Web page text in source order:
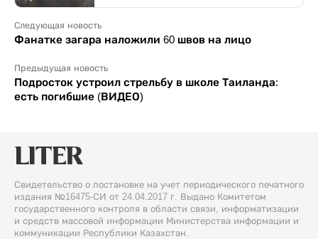
Следующая новость
Фанатке загара наложили 60 швов на лицо
Предыдущая новость
Подросток устроил стрельбу в школе Таиланда:
есть погибшие (ВИДЕО)
Свидетельство о постановке на учет периодического печатного
издания №16475-СИ от 24.04.2017 г. Выдано Комитетом
государственного контроля в области связи, информатизации
и средств массовой информации Министерства информации и
коммуникации Республики Казахстан.